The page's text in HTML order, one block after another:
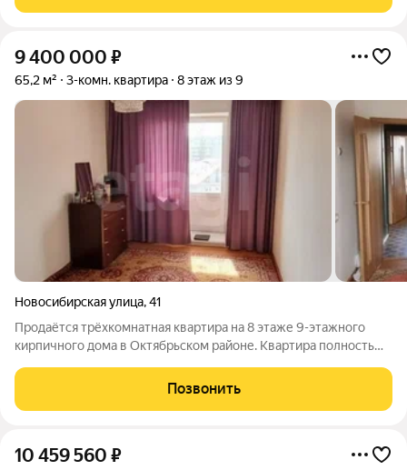
9 400 000 ₽
65,2 м² 3-комн. квартира 8 этаж из 9
Новосибирская улица,41
Продаётся трёхкомнатная квартира на 8 этаже 9-этажного
кирпичного дома в Октябрьском районе. Квартира полностью
просторными лоджиями с разных сторон дома, что
обеспечивает прекрасное
Позвонить
10 459 560 ₽